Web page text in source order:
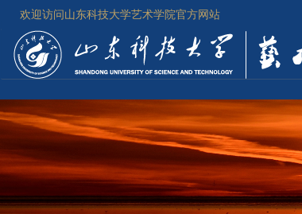
欢迎访问山东科技大学艺术学院官方网站